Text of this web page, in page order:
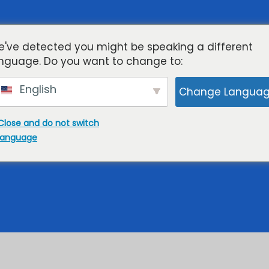
Поддерживать
VPS
detected you might be speaking a different
Do you want to change to:
English Change
and do not switch